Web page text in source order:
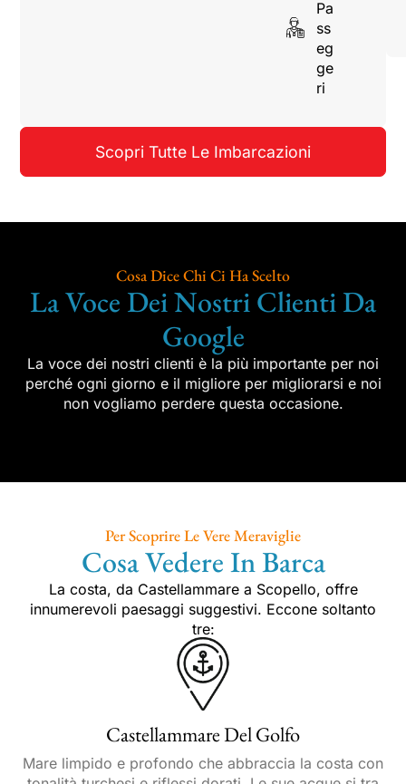
Pa
ss
eg
ge
ri
Scopri Tutte Le Imbarcazioni
Cosa Dice Chi Ci Ha Scelto
La Voce Dei Nostri Clienti Da
Google
La voce dei nostri clienti è la più importante per noi
perché ogni giorno e il migliore per migliorarsi e noi
non vogliamo perdere questa occasione.
Per Scoprire Le Vere Meraviglie
Cosa Vedere In Barca
La costa, da Castellammare a Scopello, offre
innumerevoli paesaggi suggestivi. Eccone soltanto
tre:
Castellammare Del Golfo
Mare limpido e profondo che abbraccia la costa con